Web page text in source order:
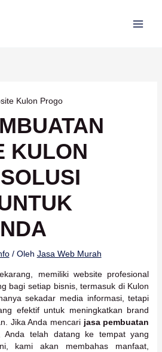
KULON
/ Oleh Jasa Web Murah
memiliki website profesional
bagi setiap bisnis, termasuk di Kulon
sekadar media informasi, tetapi
efektif untuk meningkatkan brand
Jika Anda mencari jasa pembuatan
Anda telah datang ke tempat yang
kami akan membahas manfaat,